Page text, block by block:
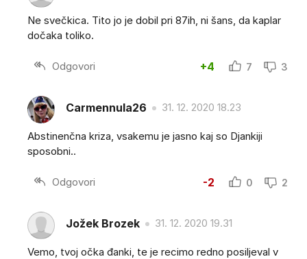
Ne svečkica. Tito jo je dobil pri 87ih, ni šans, da kaplar
dočaka toliko.
Odgovori +4 7 3
Carmennula26 31. 12. 2020 18.23
Abstinenčna kriza, vsakemu je jasno kaj so Djankiji
sposobni..
Odgovori -2 0 2
Jožek Brozek 31. 12. 2020 19.31
Vemo, tvoj očka đanki, te je recimo redno posiljeval v